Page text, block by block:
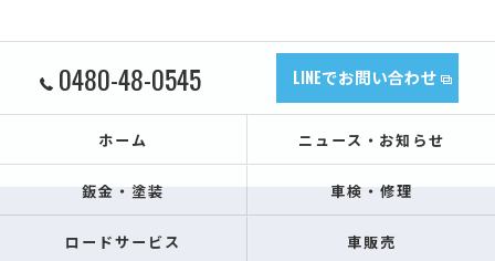
0480-48-0545 LINEでお問い合わせ
ホーム ニュース・お知らせ
鈑金・塗装 車検・修理
ロードサービス 車販売